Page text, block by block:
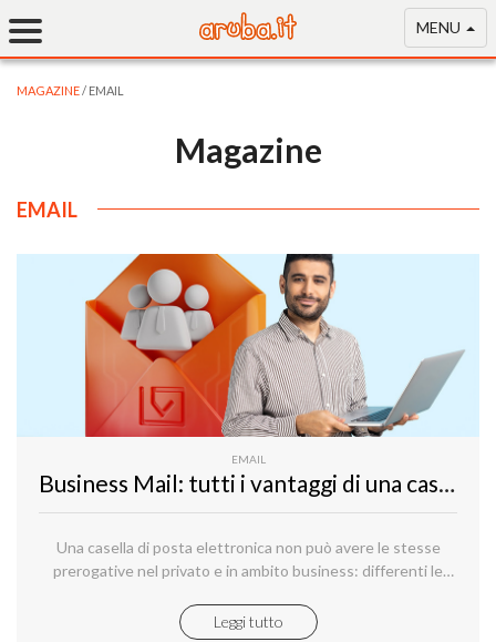
MENU
MAGAZINE/ EMAIL
Magazine
EMAIL
EMAIL
Business Mail: tutti i vantaggi di una casella di posta premium
Una casella di posta elettronica non può avere le stesse
prerogative nel privato e in ambito business: differenti le
Leggi tutto